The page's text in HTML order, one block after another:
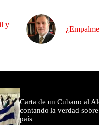
y
Carta de un Cubano al
contando la verdad
país